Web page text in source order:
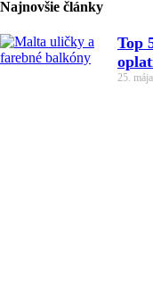
Najnovšie články
Top
25.